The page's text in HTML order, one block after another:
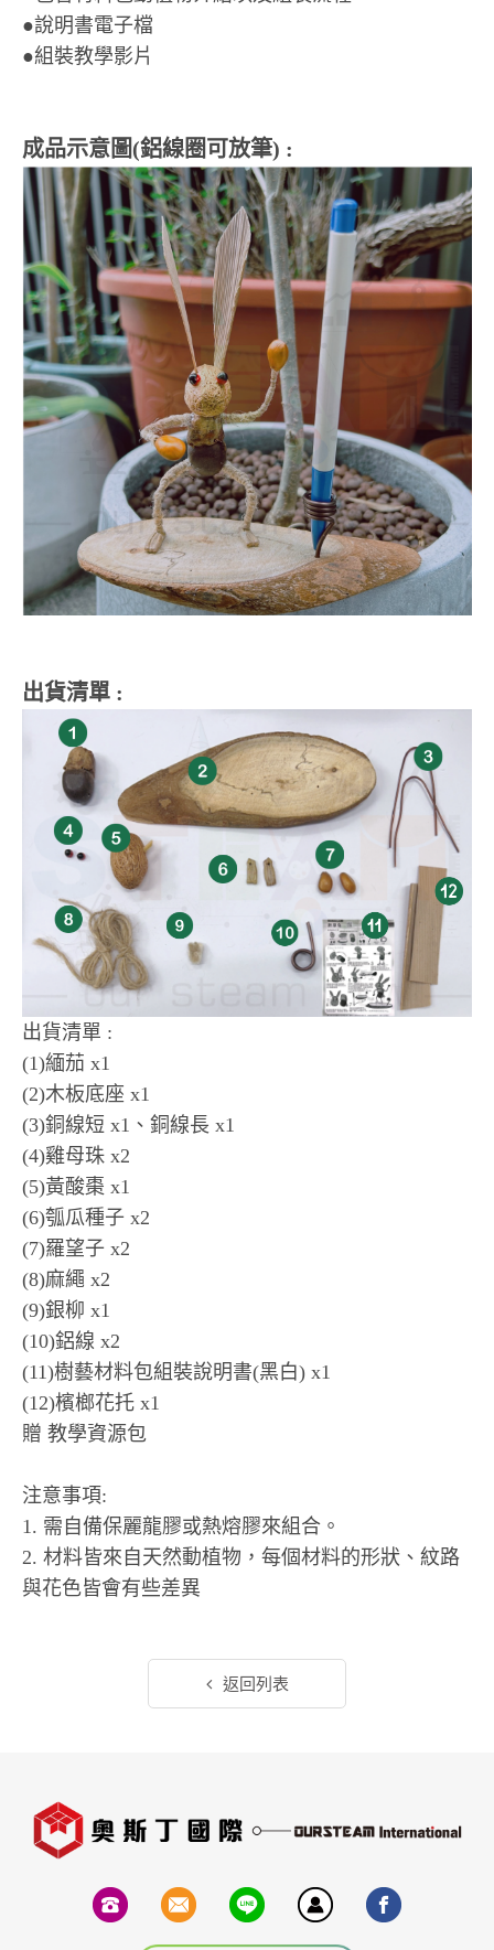
●說明書電子檔
●組裝教學影片
成品示意圖(鋁線圈可放筆) :
出貨清單 :
出貨清單 :
(1)緬茄 x1
(2)木板底座 x1
(3)銅線短 x1、銅線長 x1
(4)雞母珠 x2
(5)黃酸棗 x1
(6)瓠瓜種子 x2
(7)羅望子 x2
(8)麻繩 x2
(9)銀柳 x1
(10)鋁線 x2
(11)樹藝材料包組裝說明書(黑白) x1
(12)檳榔花托 x1
贈 教學資源包
注意事項:
1. 需自備保麗龍膠或熱熔膠來組合。
2. 材料皆來自天然動植物，每個材料的形狀、紋路
與花色皆會有些差異
返回列表